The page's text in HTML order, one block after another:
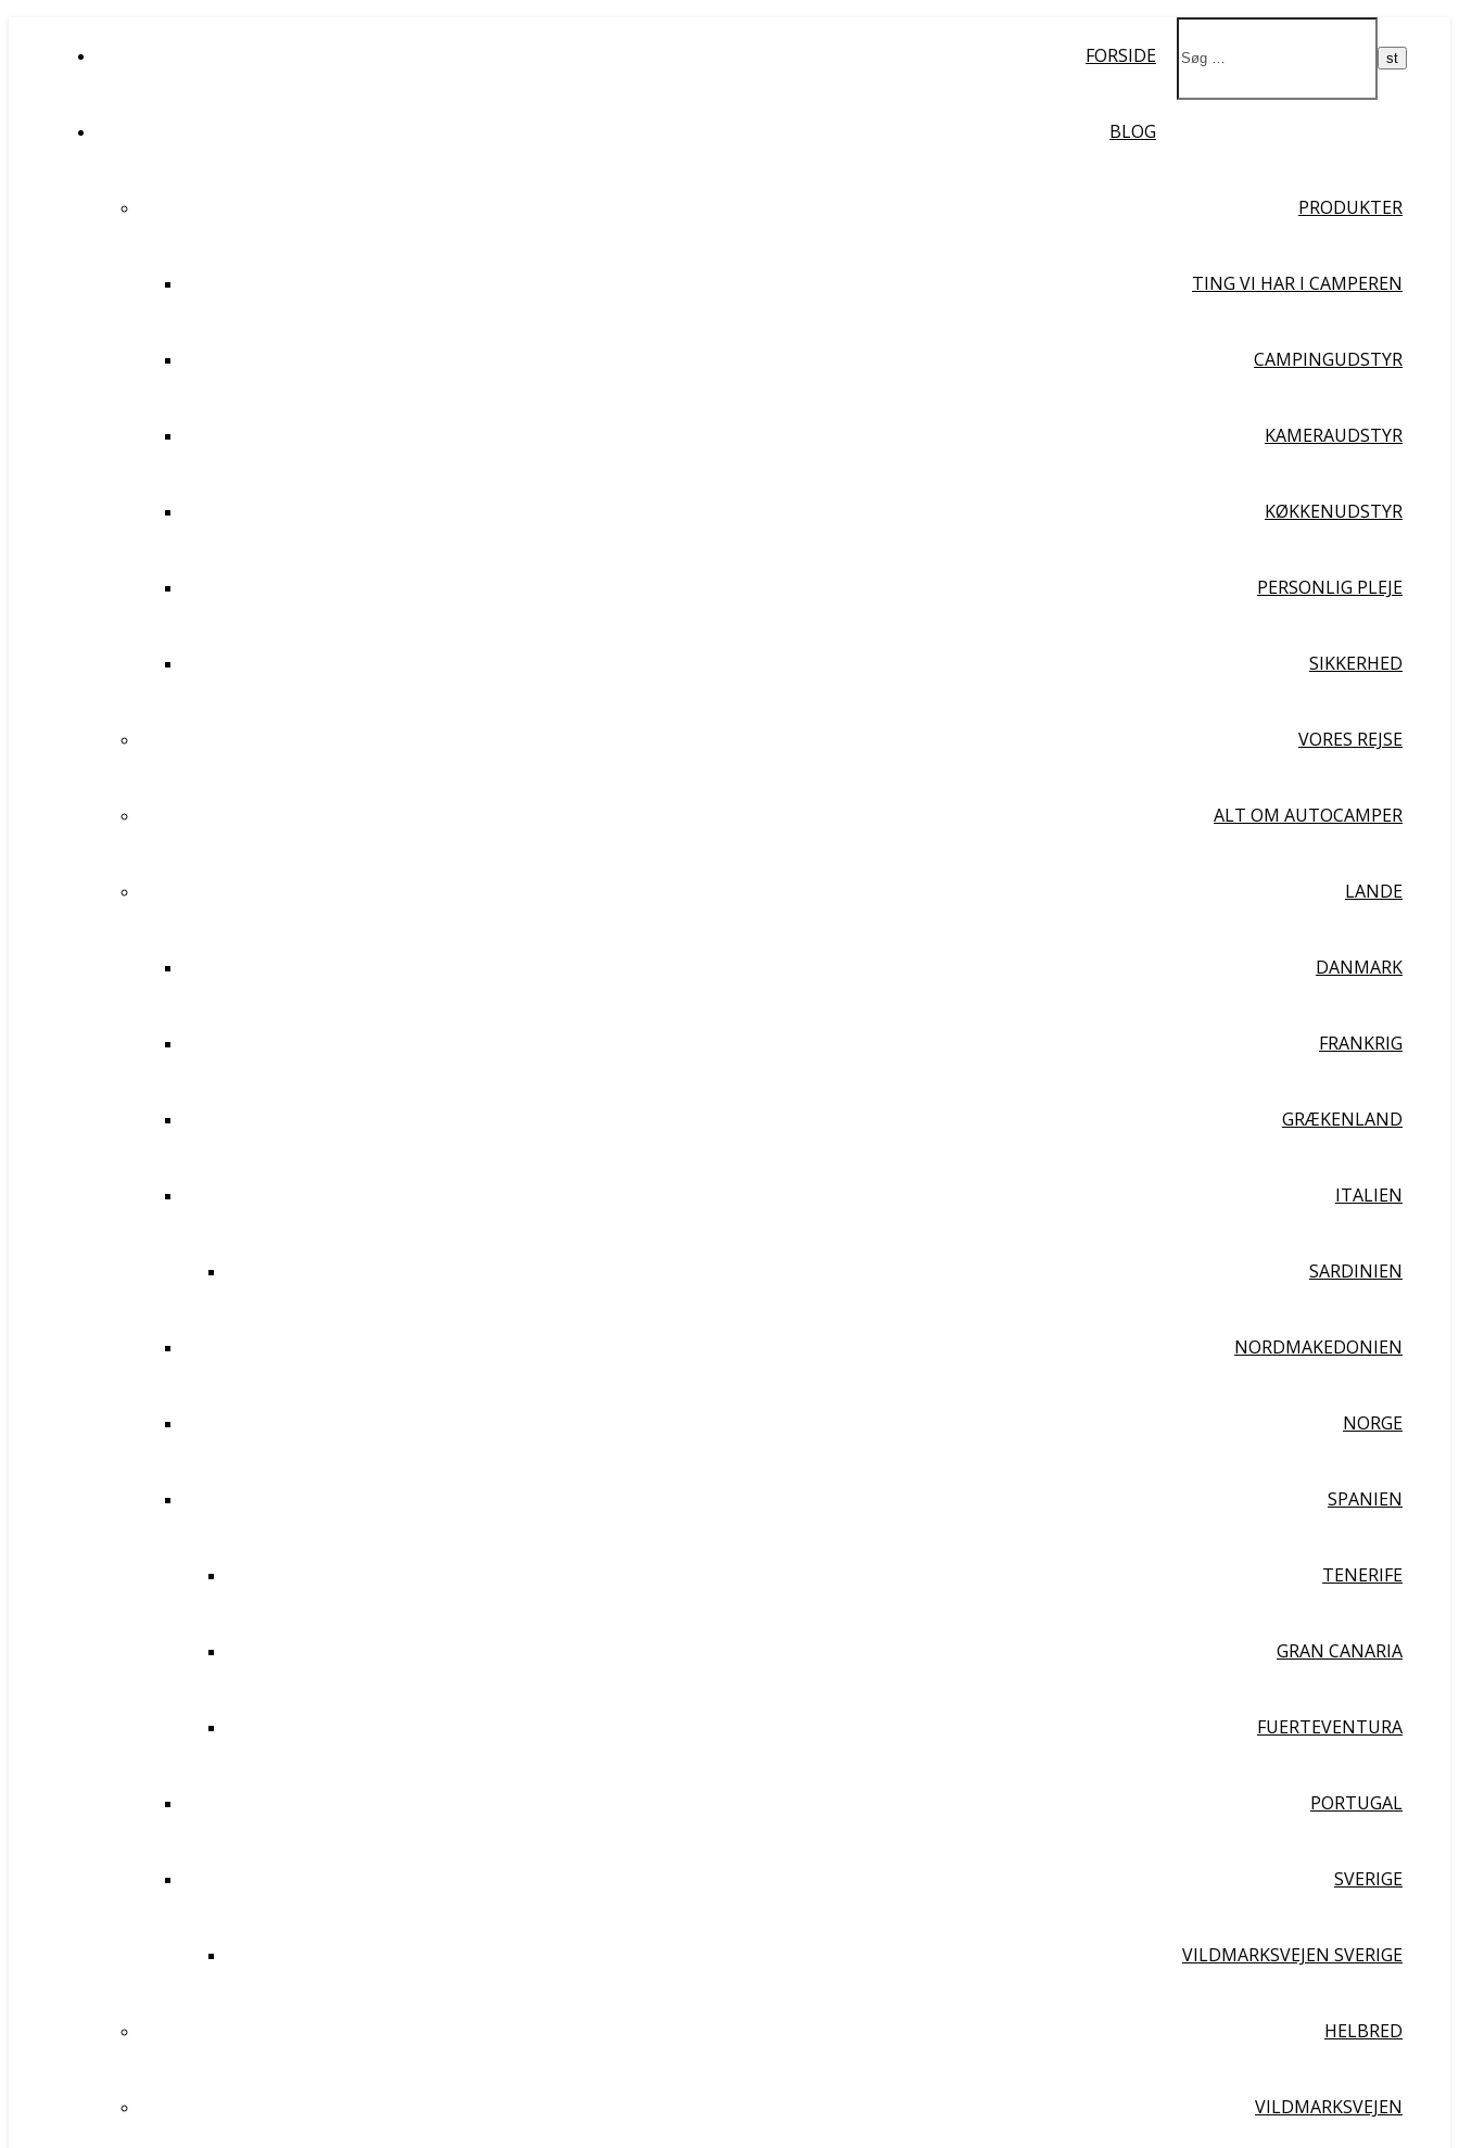
FORSIDE
BLOG
PRODUKTER
TING VI HAR I CAMPEREN
CAMPINGUDSTYR
KAMERAUDSTYR
KØKKENUDSTYR
PERSONLIG PLEJE
SIKKERHED
VORES REJSE
ALT OM AUTOCAMPER
LANDE
DANMARK
FRANKRIG
GRÆKENLAND
ITALIEN
SARDINIEN
NORDMAKEDONIEN
NORGE
SPANIEN
TENERIFE
GRAN CANARIA
FUERTEVENTURA
PORTUGAL
SVERIGE
VILDMARKSVEJEN SVERIGE
HELBRED
VILDMARKSVEJEN